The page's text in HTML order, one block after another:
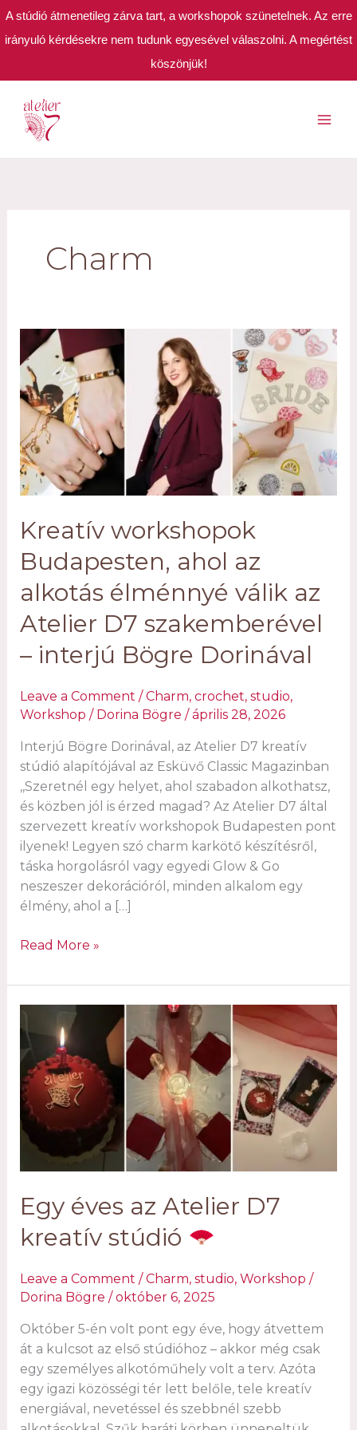
A stúdió átmenetileg zárva tart, a workshopok szünetelnek. Az erre
irányuló kérdésekre nem tudunk egyesével válaszolni. A megértést
köszönjük!
content
Charm
Kreatív workshopok
Budapesten, ahol az
alkotás élménnyé válik az
Atelier D7 szakemberével
– interjú Bögre Dorinával
Leave a Comment /Charm, crochet, studio,
Workshop / Dorina Bögre /április 28, 2026
Interjú Bögre Dorinával, az Atelier D7 kreatív
stúdió alapítójával az Esküvő Classic Magazinban
,,Szeretnél egy helyet, ahol szabadon alkothatsz,
és közben jól is érzed magad? Az Atelier D7 által
szervezett kreatív workshopok Budapesten pont
ilyenek! Legyen szó charm karkötő készítésről,
táska horgolásról vagy egyedi Glow & Go
neszeszer dekorációról, minden alkalom egy
élmény, ahol a […]
Kreatív
Budapesten,
ahol
az
alkotás
élménnyé
válik
az
Atelier
D7
interjú
Bögre
Dorinával
Read More »
Egy éves az Atelier D7
kreatív stúdió
Leave a Comment /Charm, studio, Workshop /
Dorina Bögre /október 6, 2025
Október 5-én volt pont egy éve, hogy átvettem
át a kulcsot az első stúdióhoz – akkor még csak
egy személyes alkotóműhely volt a terv. Azóta
egy igazi közösségi tér lett belőle, tele kreatív
energiával, nevetéssel és szebbnél szebb